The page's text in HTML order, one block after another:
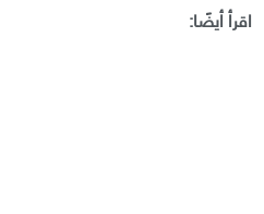
اقرأ أيضًا: